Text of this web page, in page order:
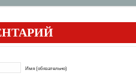
Имя (обязательно)